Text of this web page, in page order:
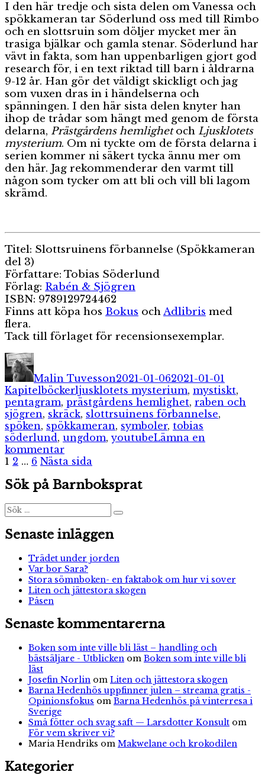
I den här tredje och sista delen om Vanessa och
spökkameran tar Söderlund oss med till Rimbo
och en slottsruin som döljer mycket mer än
trasiga bjälkar och gamla stenar. Söderlund har
vävt in fakta, som han uppenbarligen gjort god
research för, i en text riktad till barn i åldrarna
9-12 år. Han gör det väldigt skickligt och jag
som vuxen dras in i händelserna och
spänningen. I den här sista delen knyter han
ihop de trådar som hängt med genom de första
delarna, Prästgårdens hemlighetoch Ljusklotets
mysterium. Om ni tyckte om de första delarna i
serien kommer ni säkert tycka ännu mer om
den här. Jag rekommenderar den varmt till
någon som tycker om att bli och vill bli lagom
skrämd.
Titel: Slottsruinens förbannelse (Spökkameran
del 3)
Författare: Tobias Söderlund
Förlag: Rabén & Sjögren
ISBN: 9789129724462
Finns att köpa hos Bokus ochAdlibris med
flera.
Tack till förlaget för recensionsexemplar.
Författare
Malin Tuvesson2021-01-062021-01-01
KapitelböckerEtiketter
ljusklotets mysterium, mystiskt,
pentagram, prästgårdens hemlighet, raben och
sjögren, skräck, slottrsuinens förbannelse,
spöken, spökkameran, symboler, tobias
söderlund, ungdom,youtubeLämna en
kommentartill
Slottsruinens
Sidnumrering
för
inlägg
Sida
1 Sida
2 … Sida
6 Nästa sida
Sök på Barnboksprat
Sök
efter:
Sök
Senaste inläggen
Trädet under jorden
Var bor Sara?
Stora sömnboken- en faktabok om hur vi sover
Liten och jättestora skogen
Påsen
Senaste kommentarerna
Boken som inte ville bli läst – handling och
bästsäljare - Utblicken om Boken som inte ville bli
läst
Josefin Norlin om Liten och jättestora skogen
Barna Hedenhös uppfinner julen – streama gratis -
Opinionsfokus om Barna Hedenhös på vinterresa i
Sverige
Små fötter och svag saft — Larsdotter Konsult om
För vem skriver vi?
Maria Hendriks om Makwelane och krokodilen
Kategorier